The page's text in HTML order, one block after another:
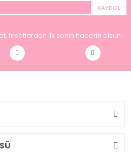
KAYDOL
fırsatlardan ilk senin haberin olsun!